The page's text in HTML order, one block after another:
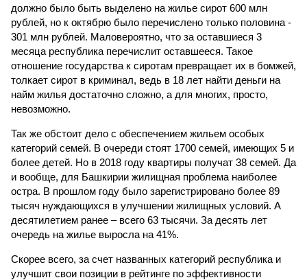
должно было быть выделено на жилье сирот 600 млн
рублей, но к октябрю было перечислено только половина -
301 млн рублей. Маловероятно, что за оставшиеся 3
месяца республика перечислит оставшееся. Такое
отношение государства к сиротам превращает их в бомжей,
толкает сирот в криминал, ведь в 18 лет найти деньги на
найм жилья достаточно сложно, а для многих, просто,
невозможно.
Так же обстоит дело с обеспечением жильем особых
категорий семей. В очереди стоят 1700 семей, имеющих 5 и
более детей. Но в 2018 году квартиры получат 38 семей. Да
и вообще, для Башкирии жилищная проблема наиболее
остра. В прошлом году было зарегистрировано более 89
тысяч нуждающихся в улучшении жилищных условий. А
десятилетием ранее – всего 63 тысячи. За десять лет
очередь на жилье выросла на 41%.
Скорее всего, за счет названных категорий республика и
улучшит свои позиции в рейтинге по эффективности